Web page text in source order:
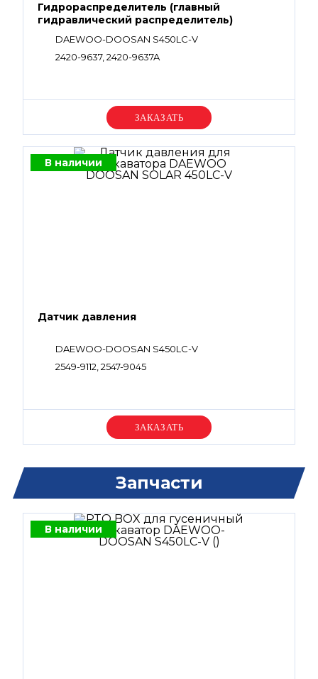
Гидрораспределитель (главный
гидравлический распределитель)
DAEWOO-DOOSAN S450LC-V
2420-9637, 2420-9637A
Уточняйте цену
В наличии
Датчик давления
DAEWOO-DOOSAN S450LC-V
2549-9112, 2547-9045
Уточняйте цену
Запчасти
В наличии